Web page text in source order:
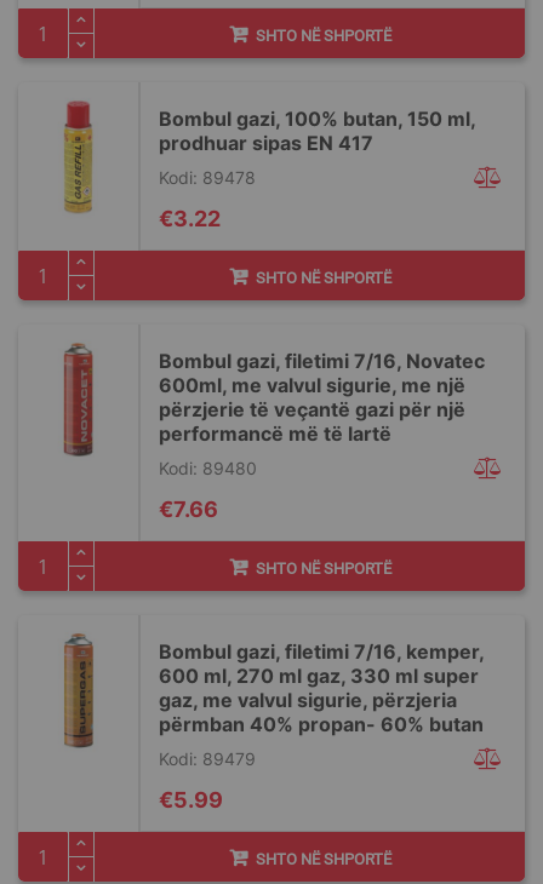
SHTO NË SHPORTË
Bombul gazi, 100% butan, 150 ml,
prodhuar sipas EN 417
Kodi: 89478
€3.22
SHTO NË SHPORTË
Bombul gazi, filetimi 7/16, Novatec
600ml, me valvul sigurie, me një
përzjerie të veçantë gazi për një
performancë më të lartë
Kodi: 89480
€7.66
SHTO NË SHPORTË
Bombul gazi, filetimi 7/16, kemper,
600 ml, 270 ml gaz, 330 ml super
gaz, me valvul sigurie, përzjeria
përmban 40% propan- 60% butan
Kodi: 89479
€5.99
SHTO NË SHPORTË